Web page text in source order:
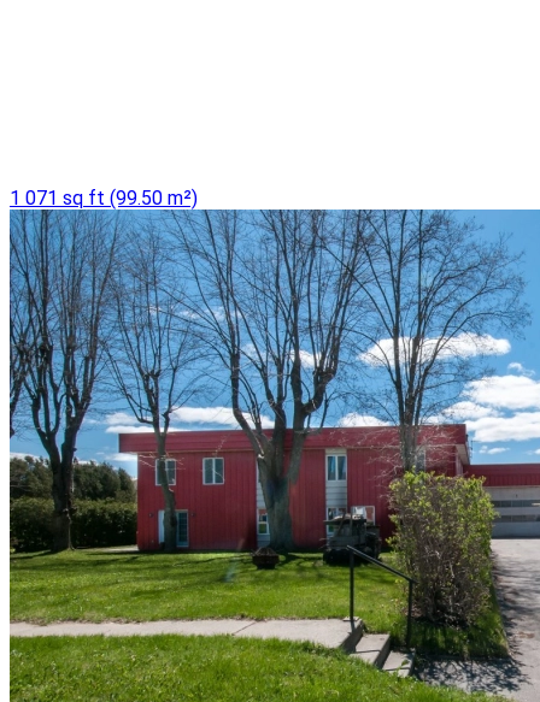
1 071 sq ft (99.50 m²)